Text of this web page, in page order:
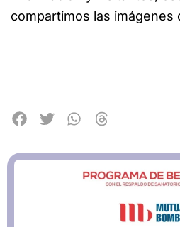
compartimos las imágenes